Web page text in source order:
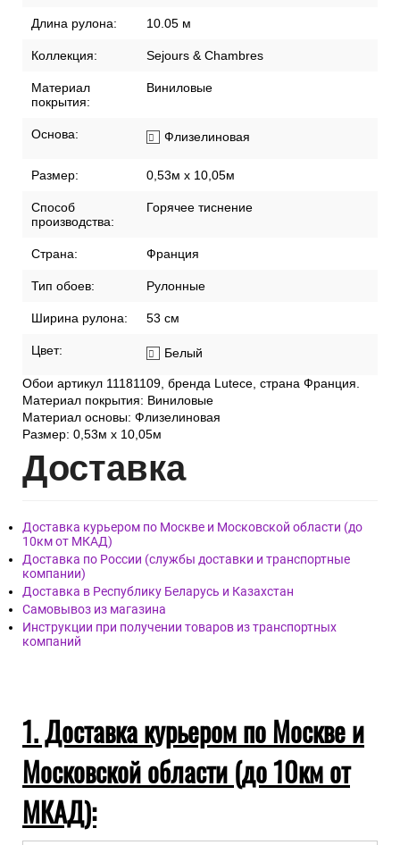
Длина рулона: 10.05 м
Коллекция: Sejours & Chambres
Материал
покрытия:
Виниловые
Основа: Флизелиновая
Размер: 0,53м x 10,05м
Способ
производства:
Горячее тиснение
Страна: Франция
Тип обоев: Рулонные
Ширина рулона: 53 см
Цвет: Белый
Обои артикул 11181109, бренда Lutece, страна Франция.
Материал покрытия: Виниловые
Материал основы: Флизелиновая
Размер: 0,53м x 10,05м
Доставка
Доставка курьером по Москве и Московской области (до
10км от МКАД)
Доставка по России (службы доставки и транспортные
компании)
Доставка в Республику Беларусь и Казахстан
Самовывоз из магазина
Инструкции при получении товаров из транспортных
компаний
1. Доставка курьером по Москве и
Московской области (до 10км от
МКАД):